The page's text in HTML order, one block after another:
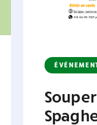
Souper